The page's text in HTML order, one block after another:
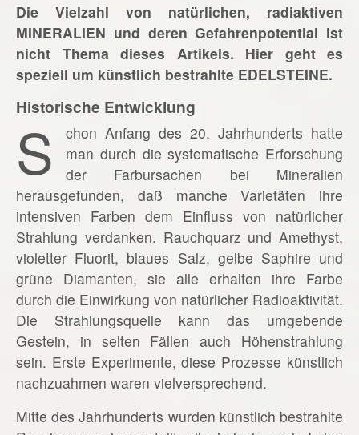
Die Vielzahl von natürlichen, radiaktiven
MINERALIEN und deren Gefahrenpotential ist
nicht Thema dieses Artikels. Hier geht es
speziell um künstlich bestrahlte EDELSTEINE.
Historische Entwicklung
S
chon Anfang des 20. Jahrhunderts hatte
man durch die systematische Erforschung
der Farbursachen bei Mineralien
herausgefunden, daß manche Varietäten ihre
intensiven Farben dem Einfluss von natürlicher
Strahlung verdanken. Rauchquarz und Amethyst,
violetter Fluorit, blaues Salz, gelbe Saphire und
grüne Diamanten, sie alle erhalten ihre Farbe
durch die Einwirkung von natürlicher Radioaktivität.
Die Strahlungsquelle kann das umgebende
Gestein, in selten Fällen auch Höhenstrahlung
sein. Erste Experimente, diese Prozesse künstlich
nachzuahmen waren vielversprechend.
Mitte des Jahrhunderts wurden künstlich bestrahlte